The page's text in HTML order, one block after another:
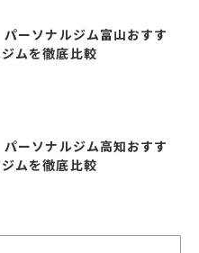
パーソナルジム富山おすす
ムを徹底比較
パーソナルジム高知おすす
ムを徹底比較